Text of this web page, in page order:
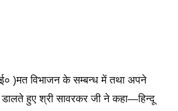
)मत विभाजन के सम्बन्ध में तथा अपने
डालते हुए श्री सावरकर जी ने कहा—हिन्दू